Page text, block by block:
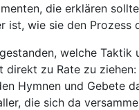
die erklären
ist, wie sie den
welche Taktik
direkt zu Rate zu
Hymnen und Gebete
die sich da